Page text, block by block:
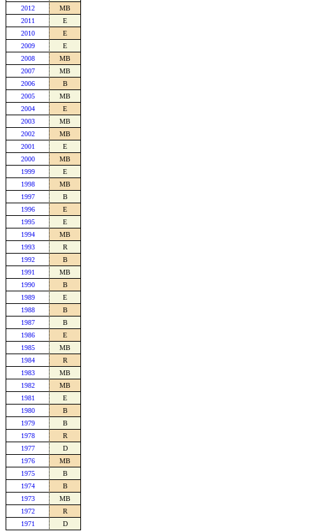
2012
MB
2011
E
2010
E
2009
E
2008
MB
2007
MB
2006
B
2005
MB
2004
E
2003
MB
2002
MB
2001
E
2000
MB
1999
E
1998
MB
1997
B
1996
E
1995
E
1994
MB
1993
R
1992
B
1991
MB
1990
B
1989
E
1988
B
1987
B
1986
E
1985
MB
1984
R
1983
MB
1982
MB
1981
E
1980
B
1979
B
1978
R
1977
D
1976
MB
1975
B
1974
B
1973
MB
1972
R
1971
D